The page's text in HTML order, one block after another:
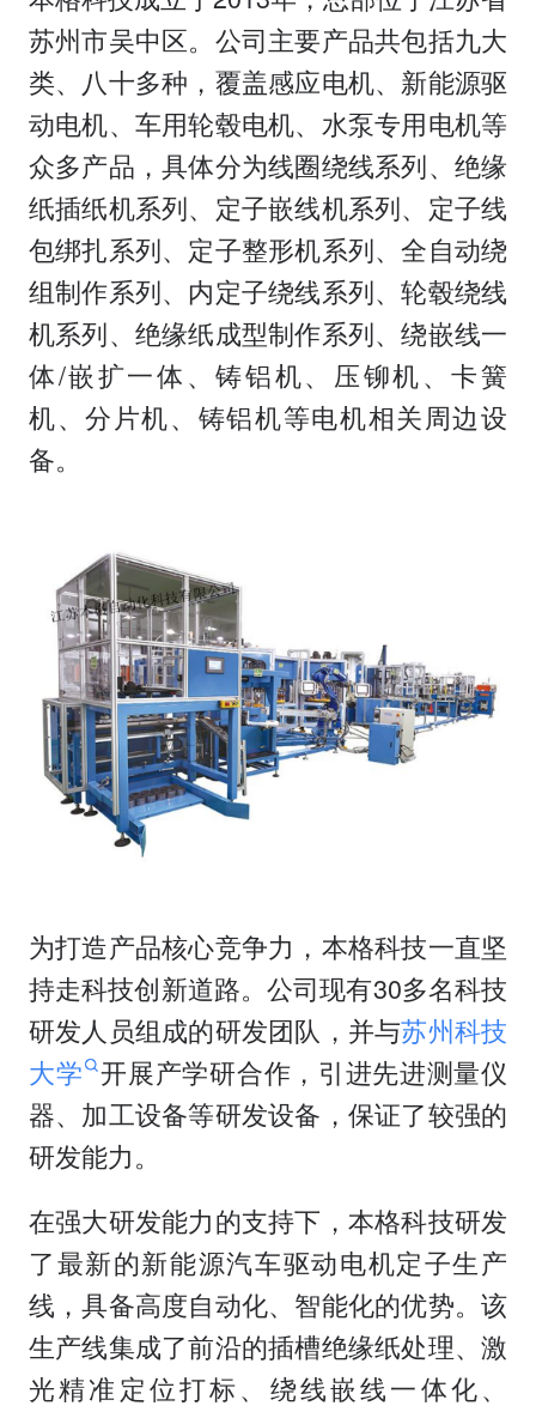
苏州市吴中区。公司主要产品共包括九大
类、八十多种，覆盖感应电机、新能源驱
动电机、车用轮毂电机、水泵专用电机等
众多产品，具体分为线圈绕线系列、绝缘
纸插纸机系列、定子嵌线机系列、定子线
包绑扎系列、定子整形机系列、全自动绕
组制作系列、内定子绕线系列、轮毂绕线
机系列、绝缘纸成型制作系列、绕嵌线一
体/嵌扩一体、铸铝机、压铆机、卡簧
机、分片机、铸铝机等电机相关周边设
备。
为打造产品核心竞争力，本格科技一直坚
持走科技创新道路。公司现有30多名科技
研发人员组成的研发团队，并与苏州科技
大学 开展产学研合作，引进先进测量仪
器、加工设备等研发设备，保证了较强的
研发能力。
在强大研发能力的支持下，本格科技研发
了最新的新能源汽车驱动电机定子生产
线，具备高度自动化、智能化的优势。该
生产线集成了前沿的插槽绝缘纸处理、激
光精准定位打标、绕线嵌线一体化、